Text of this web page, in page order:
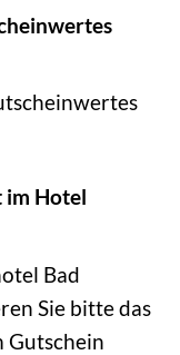
im Hotel
Bad
Sie bitte das
Gutschein